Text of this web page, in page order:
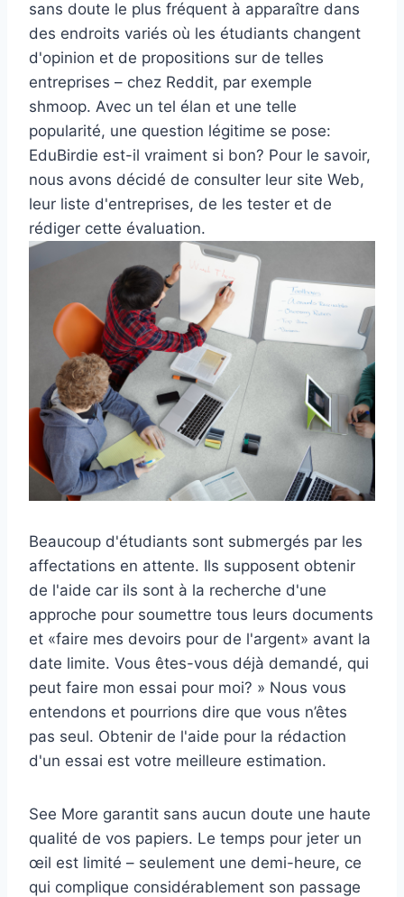
sans doute le plus fréquent à apparaître dans
des endroits variés où les étudiants changent
d'opinion et de propositions sur de telles
entreprises – chez Reddit, par exemple
shmoop. Avec un tel élan et une telle
popularité, une question légitime se pose:
EduBirdie est-il vraiment si bon? Pour le savoir,
nous avons décidé de consulter leur site Web,
leur liste d'entreprises, de les tester et de
rédiger cette évaluation.
Beaucoup d'étudiants sont submergés par les
affectations en attente. Ils supposent obtenir
de l'aide car ils sont à la recherche d'une
approche pour soumettre tous leurs documents
et «faire mes devoirs pour de l'argent» avant la
date limite. Vous êtes-vous déjà demandé, qui
peut faire mon essai pour moi? » Nous vous
entendons et pourrions dire que vous n’êtes
pas seul. Obtenir de l'aide pour la rédaction
d'un essai est votre meilleure estimation.
See More garantit sans aucun doute une haute
qualité de vos papiers. Le temps pour jeter un
œil est limité – seulement une demi-heure, ce
qui complique considérablement son passage